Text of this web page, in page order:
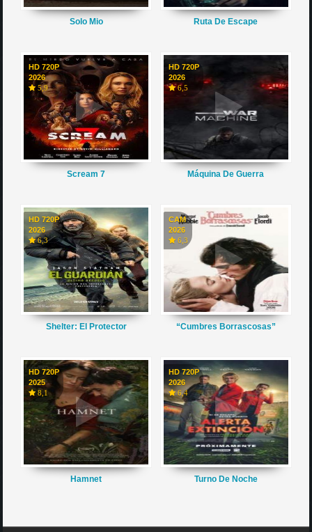
Solo Mio Ruta De Escape
HD 720P
2026
5,9
Scream 7
HD 720P
2026
6,5
Máquina De Guerra
HD 720P
2026
6,3
Shelter: El Protector
CAM
2026
6,3
“Cumbres Borrascosas”
HD 720P
2025
8,1
Hamnet
HD 720P
2026
6,4
Turno De Noche